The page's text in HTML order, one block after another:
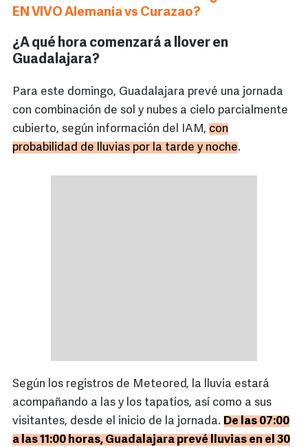
EN VIVO Alemania vs Curazao?
¿A qué hora comenzará a llover en
Guadalajara?
Para este domingo, Guadalajara prevé una jornada
con combinación de sol y nubes a cielo parcialmente
cubierto, según información del IAM, con
probabilidad de lluvias por la tarde y noche.
Según los registros de Meteored, la lluvia estará
acompañando a las y los tapatíos, así como a sus
visitantes, desde el inicio de la jornada. De las 07:00
a las 11:00 horas, Guadalajara prevé lluvias en el 30